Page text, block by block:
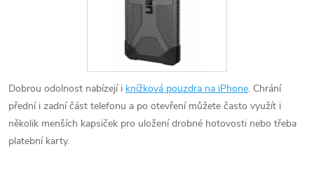
Dobrou odolnost nabízejí i knížková pouzdra na iPhone. Chrání
přední i zadní část telefonu a po otevření můžete často využít i
několik menších kapsiček pro uložení drobné hotovosti nebo třeba
platební karty.